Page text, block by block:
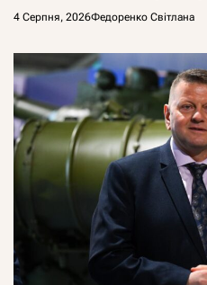
4 Серпня, 2026Федоренко Світлана